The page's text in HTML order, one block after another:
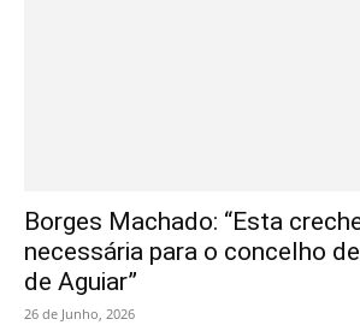
Borges Machado: “Esta
necessária para o concelho
de Aguiar”
26 de Junho, 2026